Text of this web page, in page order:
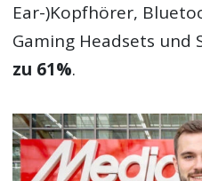
Ear-)Kopfhörer,
Gaming Headsets und
zu 61%.